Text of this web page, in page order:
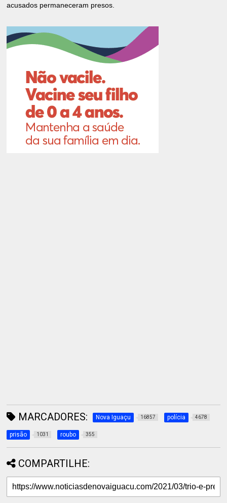
acusados permaneceram presos.
MARCADORES: Nova Iguaçu 16857 polícia 4678
prisão 1031 roubo 355
COMPARTILHE: